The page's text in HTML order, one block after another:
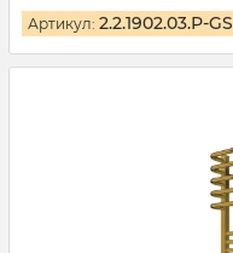
Артикул: 2.2.1902.03.Р-GS